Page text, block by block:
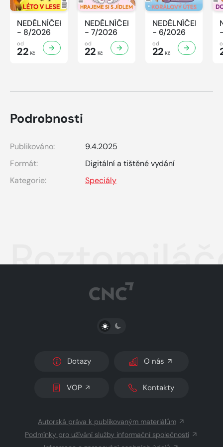
NEDĚLNÍČEK
- 8/2026
od
22 Kč
NEDĚLNÍČEK
- 7/2026
od
22 Kč
NEDĚLNÍČEK
- 6/2026
od
22 Kč
Podrobnosti
Publikováno:
9.4.2025
Formát:
Digitální a tištěné vydání
Kategorie:
Speciály
PŘEPNOUT SVĚTLÝ/TMAVÝ REŽIM
Dotazy O nás
VOP Kontakty
Autorská práva k publikovaným materiálům
Podmínky pro užívání služby informační společnosti